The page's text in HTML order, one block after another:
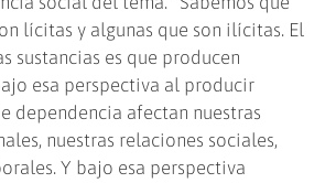
lícitas y algunas que son ilícitas. El
sustancias es que producen
esa perspectiva al producir
dependencia afectan nuestras
nuestras relaciones sociales,
Y bajo esa perspectiva